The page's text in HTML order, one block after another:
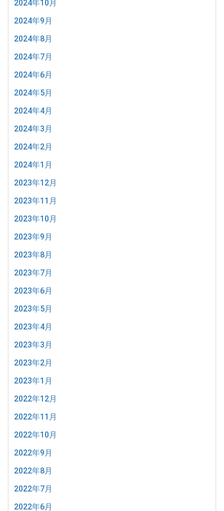
2024年10月
2024年9月
2024年8月
2024年7月
2024年6月
2024年5月
2024年4月
2024年3月
2024年2月
2024年1月
2023年12月
2023年11月
2023年10月
2023年9月
2023年8月
2023年7月
2023年6月
2023年5月
2023年4月
2023年3月
2023年2月
2023年1月
2022年12月
2022年11月
2022年10月
2022年9月
2022年8月
2022年7月
2022年6月